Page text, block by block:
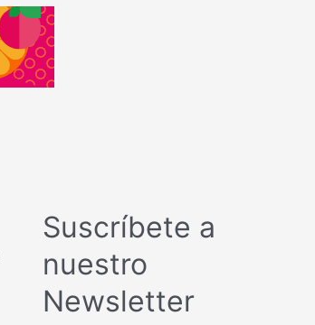
Suscríbete a
nuestro
Newsletter